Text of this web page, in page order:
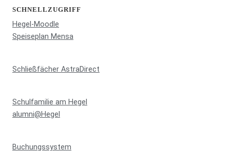
SCHNELLZUGRIFF
Hegel-Moodle
Speiseplan Mensa
Schließfächer AstraDirect
Schulfamilie am Hegel
alumni@Hegel
Buchungssystem